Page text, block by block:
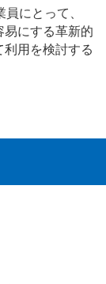
にとって、
易にする革新的
用を検討する